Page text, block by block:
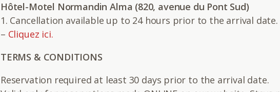
Hôtel-Motel Normandin Alma (820, avenue du Pont Sud)
1. Cancellation available up to 24 hours prior to the arrival date.
– Cliquez ici.
TERMS & CONDITIONS
Reservation required at least 30 days prior to the arrival date.